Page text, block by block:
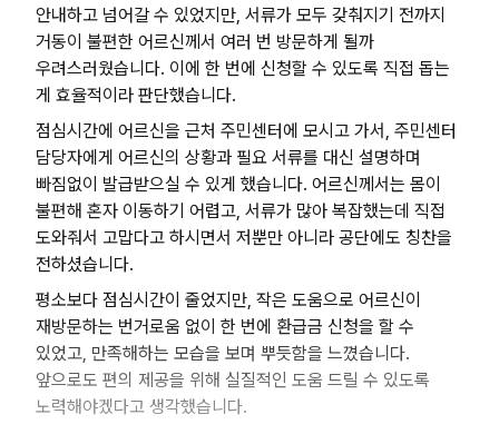
안내하고 넘어갈 수 있었지만, 서류가 모두 갖춰지기 전까지
거동이 불편한 어르신께서 여러 번 방문하게 될까
우려스러웠습니다. 이에 한 번에 신청할 수 있도록 직접 돕는
게 효율적이라 판단했습니다.
점심시간에 어르신을 근처 주민센터에 모시고 가서, 주민센터
담당자에게 어르신의 상황과 필요 서류를 대신 설명하며
빠짐없이 발급받으실 수 있게 했습니다. 어르신께서는 몸이
불편해 혼자 이동하기 어렵고, 서류가 많아 복잡했는데 직접
도와줘서 고맙다고 하시면서 저뿐만 아니라 공단에도 칭찬을
전하셨습니다.
평소보다 점심시간이 줄었지만, 작은 도움으로 어르신이
재방문하는 번거로움 없이 한 번에 환급금 신청을 할 수
있었고, 만족해하는 모습을 보며 뿌듯함을 느꼈습니다.
앞으로도 편의 제공을 위해 실질적인 도움 드릴 수 있도록
노력해야겠다고 생각했습니다.